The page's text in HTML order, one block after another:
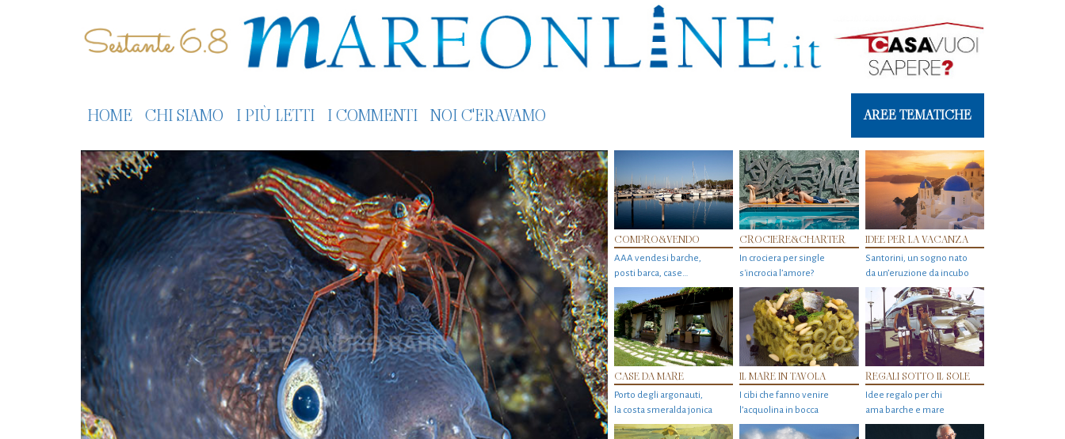
HOME CHI SIAMO I PIÙ LETTI I COMMENTI NOI C'ERAVAMO AREE TEMATICHE
COMPRO&VENDO
AAA vendesi barche,
posti barca, case…
CROCIERE&CHARTER
In crociera per single
s'incrocia l’amore?
IDEE PER LA VACANZA
Santorini, un sogno nato
da un’eruzione da incubo
CASE DA MARE
Porto degli argonauti,
la costa smeralda jonica
IL MARE IN TAVOLA
I cibi che fanno venire
l’acquolina in bocca
REGALI SOTTO IL SOLE
Idee regalo per chi
ama barche e mare